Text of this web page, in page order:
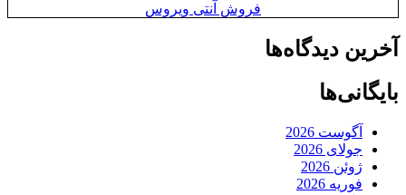
فروش آنتی ویروس
آخرین دیدگاه‌ها
بایگانی‌ها
آگوست 2026
جولای 2026
ژوئن 2026
فوریه 2026